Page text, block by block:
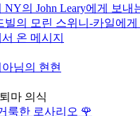
의 John Leary에게 보내
빌의 모린 스위니-카일에게
온 메시지
님의 현현
마 의식
룩한 로사리오 🌹